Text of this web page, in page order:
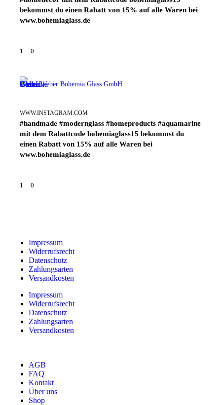
bekommst du einen Rabatt von 15% auf alle Waren bei
www.bohemiaglass.de
1 0
Weber Bohemia Glass GmbH
WWW.INSTAGRAM.COM
#handmade #modernglass #homeproducts #aquamarine
mit dem Rabattcode bohemiaglass15 bekommst du
einen Rabatt von 15% auf alle Waren bei
www.bohemiaglass.de
1 0
Impressum
Widerrufsrecht
Datenschutz
Zahlungsarten
Versandkosten
Impressum
Widerrufsrecht
Datenschutz
Zahlungsarten
Versandkosten
AGB
FAQ
Kontakt
Über uns
Shop